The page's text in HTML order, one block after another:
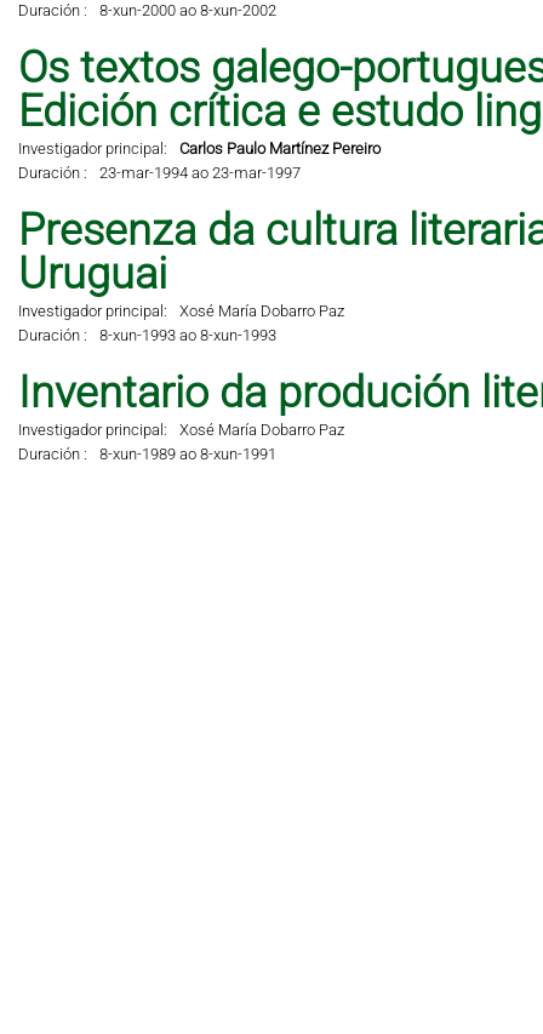
Duración : 8-xun-2000 ao 8-xun-2002
Os textos galego-
Edición crítica e estudo
Investigador principal:
Carlos Paulo Martínez Pereiro
Duración :
23-mar-1994 ao 23-mar-1997
Presenza da cultura
Uruguai
Investigador principal:
Xosé María Dobarro Paz
Duración :
8-xun-1993 ao 8-xun-1993
Inventario da produción
Investigador principal:
Xosé María Dobarro Paz
Duración :
8-xun-1989 ao 8-xun-1991